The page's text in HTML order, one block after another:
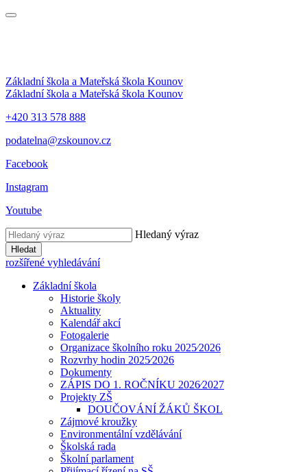
Základní škola a Mateřská škola Kounov
Základní škola a Mateřská škola Kounov
+420 313 578 888
podatelna@zskounov.cz
Facebook
Instagram
Youtube
Hledaný výraz
Hledat
rozšířené vyhledávání
Základní škola
Historie školy
Aktuality
Kalendář akcí
Fotogalerie
Organizace školního roku 2025⁄2026
Rozvrhy hodin 2025⁄2026
Dokumenty
ZÁPIS DO 1. ROČNÍKU 2026⁄2027
Projekty ZŠ
DOUČOVÁNÍ ŽÁKŮ ŠKOL
Zájmové kroužky
Environmentální vzdělávání
Školská rada
Školní parlament